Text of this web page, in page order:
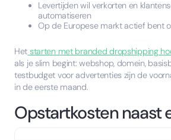
Levertijden wil verkorten en
automatiseren
Op de Europese markt actief bent
Het starten met branded dropshipping
als je slim begint: webshop, domein,
testbudget voor advertenties zijn de
in de eerste maand.
Opstartkosten naast